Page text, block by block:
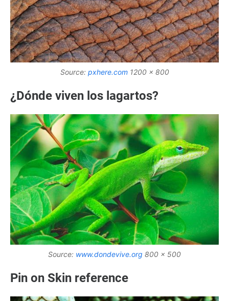
Source: pxhere.com1200 x 800
¿Dónde viven los lagartos?
Source: www.dondevive.org 800 x 500
Pin on Skin reference